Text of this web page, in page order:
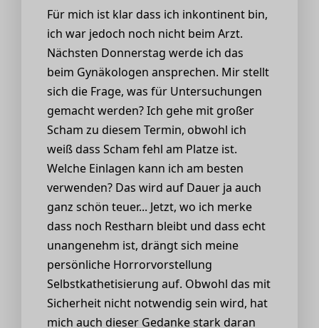
Für mich ist klar dass ich inkontinent bin,
ich war jedoch noch nicht beim Arzt.
Nächsten Donnerstag werde ich das
beim Gynäkologen ansprechen. Mir stellt
sich die Frage, was für Untersuchungen
gemacht werden? Ich gehe mit großer
Scham zu diesem Termin, obwohl ich
weiß dass Scham fehl am Platze ist.
Welche Einlagen kann ich am besten
verwenden? Das wird auf Dauer ja auch
ganz schön teuer... Jetzt, wo ich merke
dass noch Restharn bleibt und dass echt
unangenehm ist, drängt sich meine
persönliche Horrorvorstellung
Selbstkathetisierung auf. Obwohl das mit
Sicherheit nicht notwendig sein wird, hat
mich auch dieser Gedanke stark daran